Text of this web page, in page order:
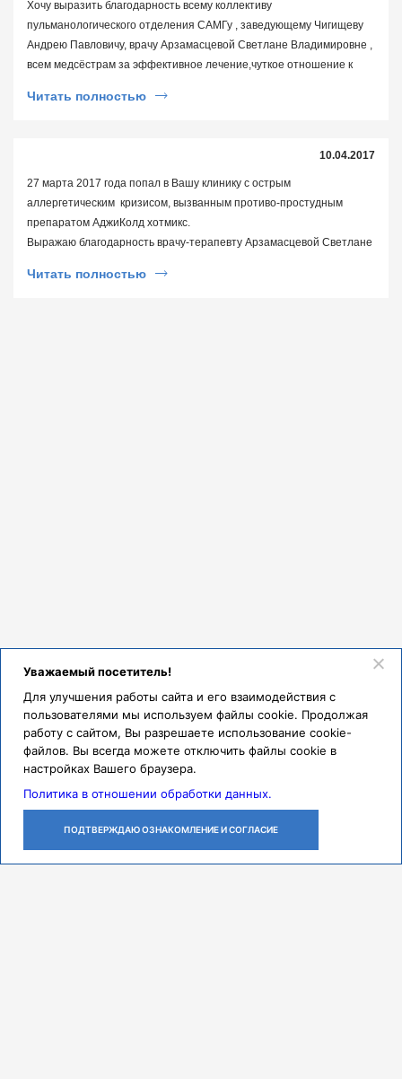
Хочу выразить благодарность всему коллективу
пульманологического отделения САМГу , заведующему Чигищеву
Андрею Павловичу, врачу Арзамасцевой Светлане Владимировне ,
всем медсёстрам за эффективное лечение,чуткое отношение к
кухни за чистоту , порядок и вкусное питание. Спасибо за Ваш
Читать полностью
10.04.2017
27 марта 2017 года попал в Вашу клинику с острым
аллергетическим кризисом, вызванным противо-простудным
препаратом АджиКолд хотмикс.
Выражаю благодарность врачу-терапевту Арзамасцевой Светлане
пульмонологии и аллергологии за профессионализм, доброту и
Читать полностью
КАБИНЕТ
ЗАЯВКУ
Уважаемый посетитель!
Для улучшения работы сайта и его взаимодействия с
пользователями мы используем файлы cookie. Продолжая
работу с сайтом, Вы разрешаете использование cookie-
файлов. Вы всегда можете отключить файлы cookie в
настройках Вашего браузера.
Политика в отношении обработки данных.
ПОДТВЕРЖДАЮ ОЗНАКОМЛЕНИЕ И СОГЛАСИЕ